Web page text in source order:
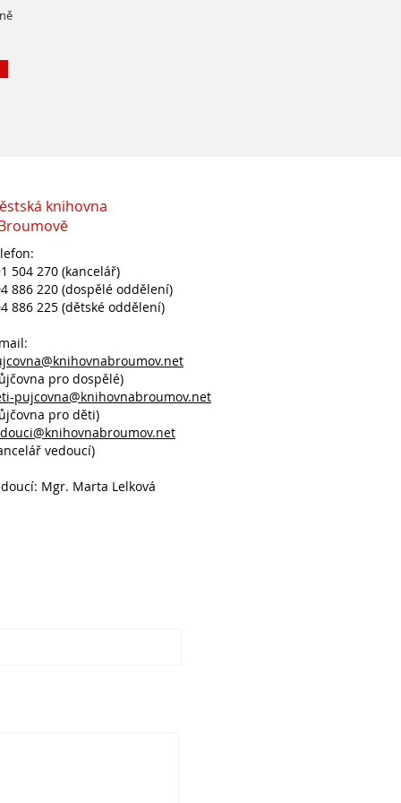
knihovna
504 270 (kancelář)
886 220 (dospělé oddělení)
886 225 (dětské oddělení)
pro dospělé)
pujcovna@knihovnabroumov.net
pro děti)
vedoucí)
Mgr. Marta Lelková